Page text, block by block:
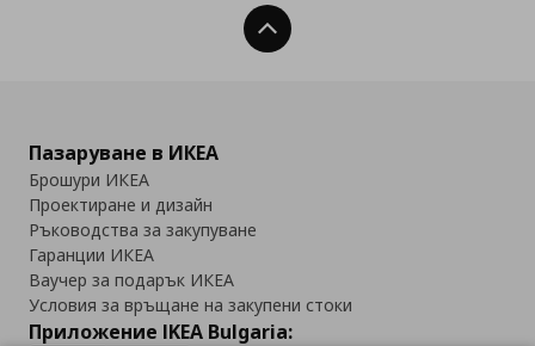
Нагоре
Пазаруване в ИКЕА
Брошури ИКЕА
Проектиране и дизайн
Ръководства за закупуване
Гаранции ИКЕА
Ваучер за подарък ИКЕА
Условия за връщане на закупени стоки
Приложение IKEA Bulgaria: